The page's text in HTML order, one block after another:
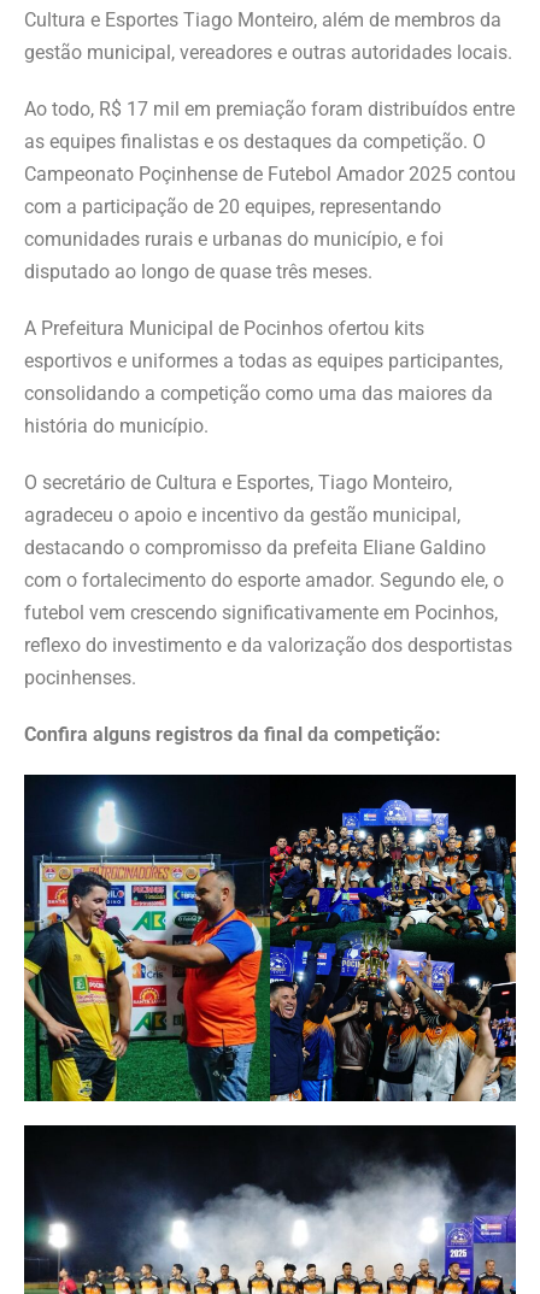
Cultura e Esportes Tiago Monteiro, além de membros da
gestão municipal, vereadores e outras autoridades locais.
Ao todo, R$ 17 mil em premiação foram distribuídos entre
as equipes finalistas e os destaques da competição. O
Campeonato Poçinhense de Futebol Amador 2025 contou
com a participação de 20 equipes, representando
comunidades rurais e urbanas do município, e foi
disputado ao longo de quase três meses.
A Prefeitura Municipal de Pocinhos ofertou kits
esportivos e uniformes a todas as equipes participantes,
consolidando a competição como uma das maiores da
história do município.
O secretário de Cultura e Esportes, Tiago Monteiro,
agradeceu o apoio e incentivo da gestão municipal,
destacando o compromisso da prefeita Eliane Galdino
com o fortalecimento do esporte amador. Segundo ele, o
futebol vem crescendo significativamente em Pocinhos,
reflexo do investimento e da valorização dos desportistas
pocinhenses.
Confira alguns registros da final da competição: